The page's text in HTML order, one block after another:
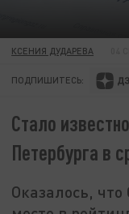
КСЕНИЯ ДУДАРЕВА
ПОДПИШИТЕСЬ:
Стало
Петербурга в
Оказалось,